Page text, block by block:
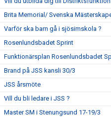
Brita Memorial/ Svenska
Varför ska barn gå i sjösimskola ?
Rosenlundsbadet Sprint
Funktionärsplan Rosenlundsbadet
Brand på JSS kansli 30/3
JSS årsmöte
Vill du bli ledare i JSS ?
Master SM i Stenungsund 17-19/3